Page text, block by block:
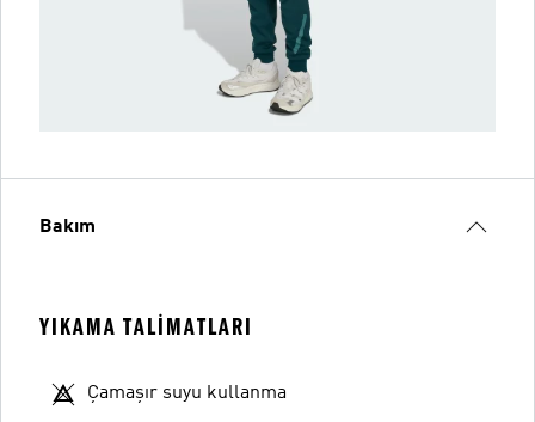
Bakım
YIKAMA TALIMATLARI
Çamaşır suyu kullanma